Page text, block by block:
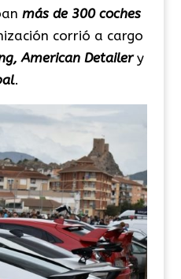
más de 300 coches
corrió a cargo
American Detailery
.